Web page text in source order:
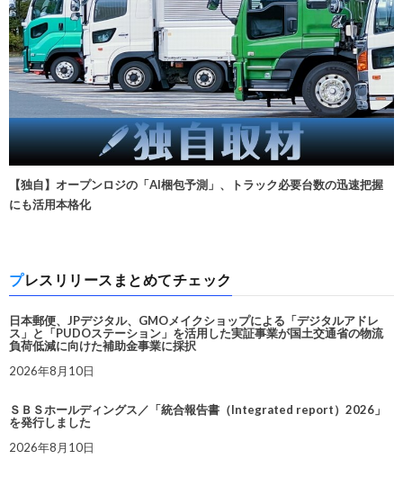
【独自】オープンロジの「AI梱包予測」、トラック必要台数の迅速把握
にも活用本格化
プレスリリースまとめてチェック
日本郵便、JPデジタル、GMOメイクショップによる「デジタルアドレ
ス」と「PUDOステーション」を活用した実証事業が国土交通省の物流
負荷低減に向けた補助金事業に採択
2026年8月10日
ＳＢＳホールディングス／「統合報告書（Integrated report）2026」
を発行しました
2026年8月10日